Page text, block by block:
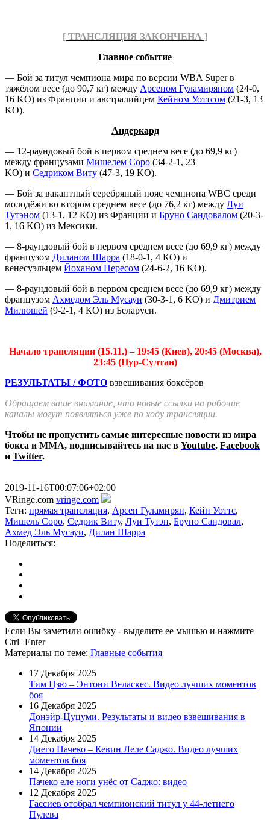
[ ТРАНСЛЯЦИЯ ЗАКОНЧЕНА ]
Главное событие
— Бой за титул чемпиона мира по версии WBA Super в
тяжёлом весе (до 90,7 кг) между Арсеном Гуламиряном (24-0,
16 KO) из Франции и австралийцем Кейном Уоттсом (21-3, 13
KO).
Андеркард
— 12-раундовый бой в первом среднем весе (до 69,9 кг)
между французами Мишелем Соро (34-2-1, 23
KO) и Седриком Виту (47-3, 19 KO).
— Бой за вакантный серебряный пояс чемпиона WBC среди
молодёжи во втором среднем весе (до 76,2 кг) между Луи
Тутэном (13-1, 12 КО) из Франции и Бруно Сандовалом (20-3-
1, 16 KO) из Мексики.
— 8-раундовый бой в первом среднем весе (до 69,9 кг) между
французом Диланом Шарра (18-0-1, 4 КО) и
венесуэльцем Йоханом Пересом (24-6-2, 16 KO).
— 8-раундовый бой в первом среднем весе (до 69,9 кг) между
французом Ахмедом Эль Мусауи (30-3-1, 6 KO) и Дмитрием
Милюшей (9-2-1, 4 КО) из Беларуси.
Начало трансляции (15.11.) – 19:45 (Киев), 20:45 (Москва),
23:45 (Нур-Султан)
РЕЗУЛЬТАТЫ / ФОТО взвешивания боксёров
Обращаем ваше внимание, что новые ссылки на рабочие
каналы могут появляться уже по ходу трансляции.
Чтобы не пропустить самые интересные новости из мира
бокса и ММА, подписывайтесь на нас в Youtube, Facebook
и Twitter.
2019-11-16T00:07:06+02:00
VRinge.com vringe.com
Теги: прямая трансляция, Арсен Гуламирян, Кейн Уоттс,
Мишель Соро, Седрик Виту, Луи Тутэн, Бруно Сандовал,
Ахмед Эль Мусауи, Дилан Шарра
Поделиться:
Если Вы заметили ошибку - выделите ее мышью и нажмите
Ctrl+Enter
Материалы по теме: Главные события
17 Декабря 2025
Тим Цзю – Энтони Веласкес. Видео лучших моментов
боя
16 Декабря 2025
Донэйр-Цуцуми. Результаты и видео взвешивания в
Японии
14 Декабря 2025
Диего Пачеко – Кевин Леле Саджо. Видео лучших
моментов боя
14 Декабря 2025
Пачеко еле ноги унёс от Саджо: видео
12 Декабря 2025
Гассиев отобрал чемпионский титул у 44-летнего
Пулева